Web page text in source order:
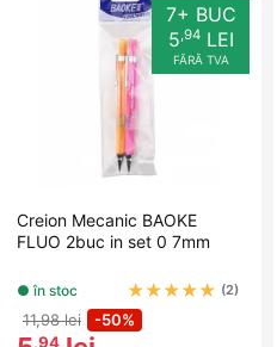
7+ BUC
5,94LEI
FĂRĂ TVA
Creion Mecanic BAOKE
FLUO 2buc in set 0 7mm
● în stoc ★★★★★ (2)
11,98 lei -50%
,94